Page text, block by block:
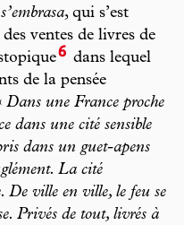
, qui s’est
ventes de livres de
6 dans lequel
de la pensée
Dans une France proche
dans une cité sensible
dans un guet-apens
La cité
De ville en ville, le feu se
Privés de tout, livrés à